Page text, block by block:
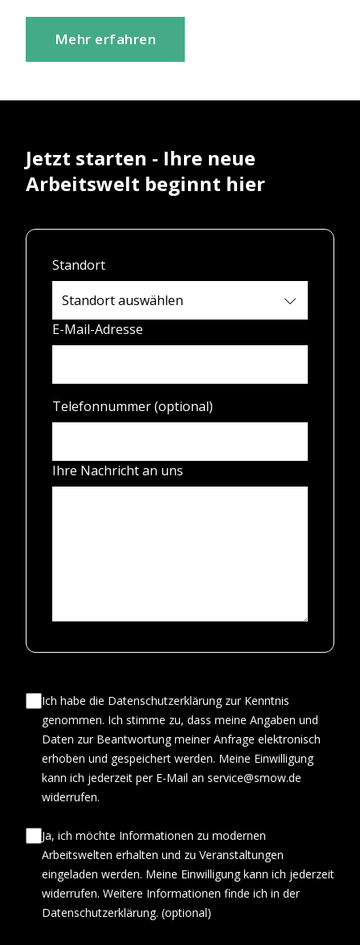
Mehr erfahren
Jetzt starten - Ihre neue
Arbeitswelt beginnt hier
Standort
E-Mail-Adresse
Telefonnummer (optional)
Ihre Nachricht an uns
Ich habe die Datenschutzerklärung zur Kenntnis
genommen. Ich stimme zu, dass meine Angaben und
Daten zur Beantwortung meiner Anfrage elektronisch
erhoben und gespeichert werden. Meine Einwilligung
kann ich jederzeit per E-Mail an service@smow.de
widerrufen.
Ja, ich möchte Informationen zu modernen
Arbeitswelten erhalten und zu Veranstaltungen
eingeladen werden. Meine Einwilligung kann ich jederzeit
widerrufen. Weitere Informationen finde ich in der
Datenschutzerklärung. (optional)